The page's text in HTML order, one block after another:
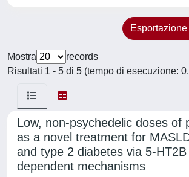
Esportazione
Mostra
records
Risultati 1 - 5 di 5 (tempo di esecuzione:
Low, non-psychedelic doses of
as a novel treatment for
and type 2 diabetes via 5-
dependent mechanisms